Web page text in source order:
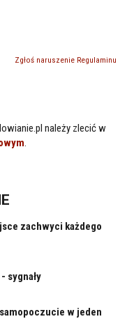
Zgłoś naruszenie Regulaminu
należy zlecić w
zachwyci każdego
sygnały
w jeden